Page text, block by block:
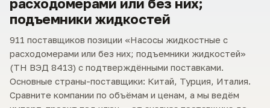
расходомерами или без них;
подъемники жидкостей
911 поставщиков позиции «Насосы жидкостные с
расходомерами или без них; подъемники жидкостей»
(ТН ВЭД 8413) с подтверждёнными поставками.
Основные страны-поставщики: Китай, Турция, Италия.
Сравните компании по объёмам и ценам, а мы ведём